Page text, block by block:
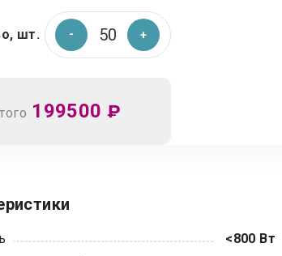
шт.
199500 ₽
<800 Вт